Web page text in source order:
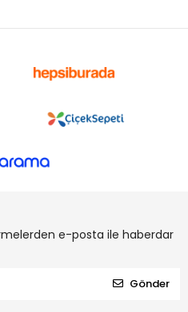
e-posta ile haberdar
Gönder